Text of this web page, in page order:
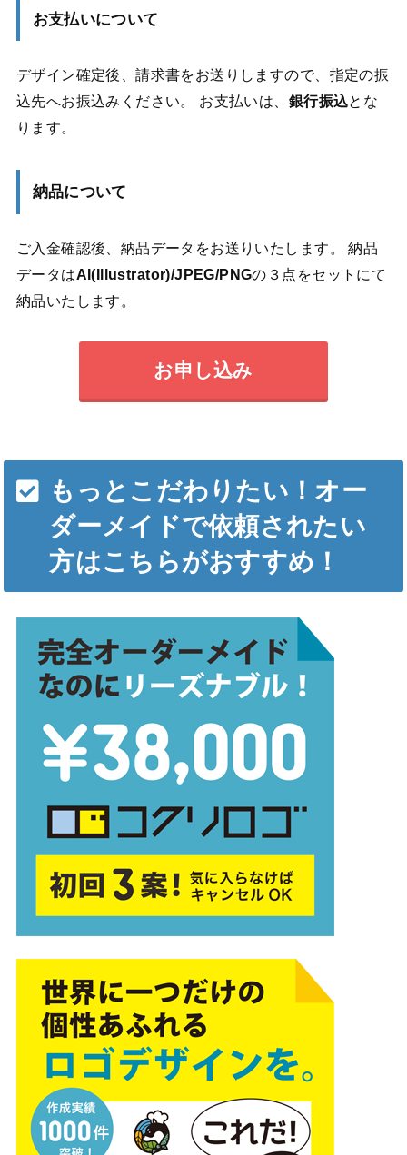
お支払いについて
デザイン確定後、請求書をお送りしますので、指定の振
込先へお振込みください。 お支払いは、 銀行振込とな
ります。
納品について
ご入金確認後、納品データをお送りいたします。 納品
データはAI(Illustrator)/JPEG/PNGの３点をセットにて
納品いたします。
お申し込み
もっとこだわりたい！オー
ダーメイドで依頼されたい
方はこちらがおすすめ！